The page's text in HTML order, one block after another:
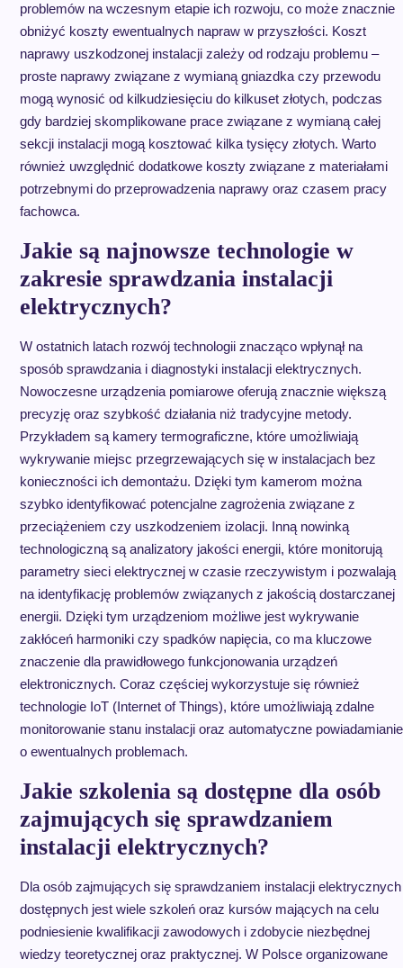
problemów na wczesnym etapie ich rozwoju, co może znacznie
obniżyć koszty ewentualnych napraw w przyszłości. Koszt
naprawy uszkodzonej instalacji zależy od rodzaju problemu –
proste naprawy związane z wymianą gniazdka czy przewodu
mogą wynosić od kilkudziesięciu do kilkuset złotych, podczas
gdy bardziej skomplikowane prace związane z wymianą całej
sekcji instalacji mogą kosztować kilka tysięcy złotych. Warto
również uwzględnić dodatkowe koszty związane z materiałami
potrzebnymi do przeprowadzenia naprawy oraz czasem pracy
fachowca.
Jakie są najnowsze technologie w
zakresie sprawdzania instalacji
elektrycznych?
W ostatnich latach rozwój technologii znacząco wpłynął na
sposób sprawdzania i diagnostyki instalacji elektrycznych.
Nowoczesne urządzenia pomiarowe oferują znacznie większą
precyzję oraz szybkość działania niż tradycyjne metody.
Przykładem są kamery termograficzne, które umożliwiają
wykrywanie miejsc przegrzewających się w instalacjach bez
konieczności ich demontażu. Dzięki tym kamerom można
szybko identyfikować potencjalne zagrożenia związane z
przeciążeniem czy uszkodzeniem izolacji. Inną nowinką
technologiczną są analizatory jakości energii, które monitorują
parametry sieci elektrycznej w czasie rzeczywistym i pozwalają
na identyfikację problemów związanych z jakością dostarczanej
energii. Dzięki tym urządzeniom możliwe jest wykrywanie
zakłóceń harmoniki czy spadków napięcia, co ma kluczowe
znaczenie dla prawidłowego funkcjonowania urządzeń
elektronicznych. Coraz częściej wykorzystuje się również
technologie IoT (Internet of Things), które umożliwiają zdalne
monitorowanie stanu instalacji oraz automatyczne powiadamianie
o ewentualnych problemach.
Jakie szkolenia są dostępne dla osób
zajmujących się sprawdzaniem
instalacji elektrycznych?
Dla osób zajmujących się sprawdzaniem instalacji elektrycznych
dostępnych jest wiele szkoleń oraz kursów mających na celu
podniesienie kwalifikacji zawodowych i zdobycie niezbędnej
wiedzy teoretycznej oraz praktycznej. W Polsce organizowane